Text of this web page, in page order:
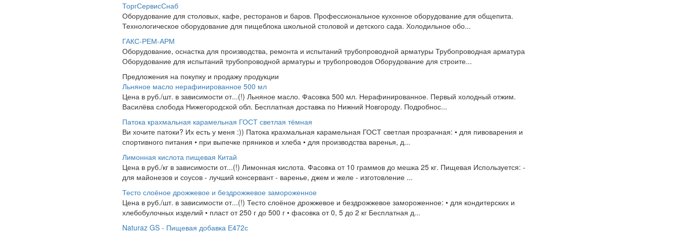
ТоргСервисСнаб
Оборудование для столовых, кафе, ресторанов и баров. Профессиональное кухонное оборудование для общепита.
Технологическое оборудование для пищеблока школьной столовой и детского сада. Холодильное обо...
ГАКС-РЕМ-АРМ
Оборудование, оснастка для производства, ремонта и испытаний трубопроводной арматуры Трубопроводная арматура
Оборудование для испытаний трубопроводной арматуры и трубопроводов Оборудование для строите...
Предложения на покупку и продажу продукции
Льняное масло нерафинированное 500 мл
Цена в руб./шт. в зависимости от...(!) Льняное масло. Фасовка 500 мл. Нерафинированное. Первый холодный отжим.
Василёва слобода Нижегородской обл. Бесплатная доставка по Нижний Новгороду. Подробнос...
Патока крахмальная карамельная ГОСТ светлая тёмная
Ви хочите патоки? Их есть у меня :)) Патока крахмальная карамельная ГОСТ светлая прозрачная: • для пивоварения и
спортивного питания • при выпечке пряников и хлеба • для производства варенья, д...
Лимонная кислота пищевая Китай
Цена в руб./кг в зависимости от...(!) Лимонная кислота. Фасовка от 10 граммов до мешка 25 кг. Пищевая Используется: -
для майонезов и соусов - лучший консервант - варенье, джем и желе - изготовление ...
Тесто слоёное дрожжевое и бездрожжевое замороженное
Цена в руб./шт. в зависимости от...(!) Тесто слоёное дрожжевое и бездрожжевое замороженное: • для кондитерских и
хлебобулочных изделий • пласт от 250 г до 500 г • фасовка от 0, 5 до 2 кг Бесплатная д...
Naturaz GS - Пищевая добавка Е472с